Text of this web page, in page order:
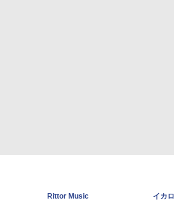
Rittor Music
イカ